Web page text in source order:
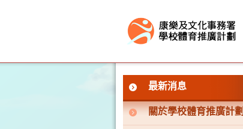
按“Tab”進入菜單
最新消息
關於學校體育推廣計劃